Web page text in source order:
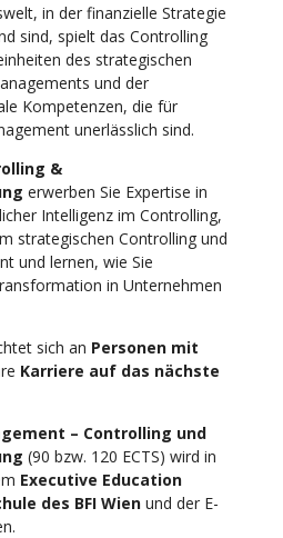
in der finanzielle Strategie
sind, spielt das Controlling
des strategischen
und der
Kompetenzen, die für
unerlässlich sind.
&
erwerben Sie Expertise in
Intelligenz im Controlling,
strategischen Controlling und
und lernen, wie Sie
in Unternehmen
sich an Personen mit
Karriere auf das nächste
– Controlling und
(90 bzw. 120 ECTS) wird in
Executive Education
des BFI Wien und der E-